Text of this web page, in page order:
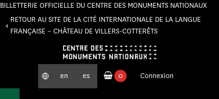
BILLETTERIE OFFICIELLE DU CENTRE DES MONUMENTS NATIONAUX
RETOUR AU SITE DE LA CITÉ INTERNATIONALE DE LA LANGUE
FRANÇAISE – CHÂTEAU DE VILLERS-COTTERÊTS
en es
0
Connexion
Panneau de gestion des cookies